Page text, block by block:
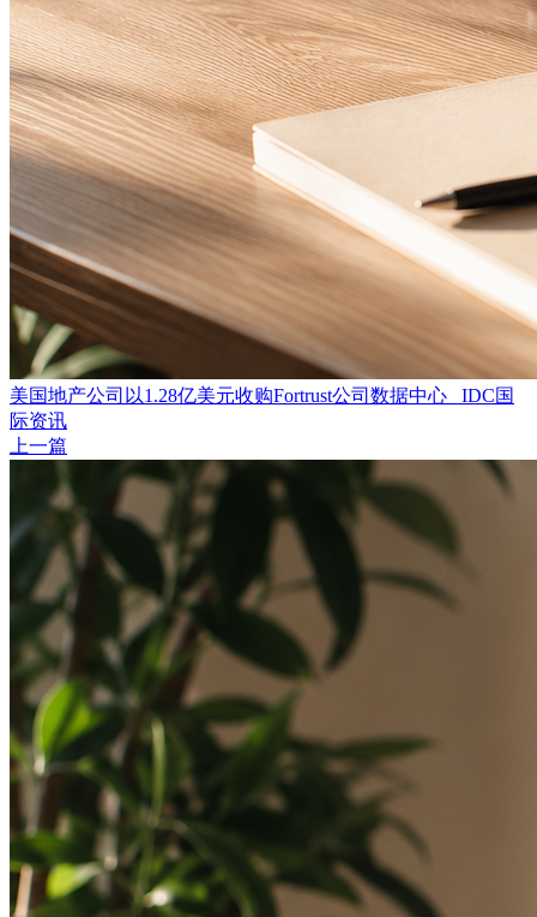
美国地产公司以1.28亿美元收购Fortrust公司数据中心 _IDC国
际资讯
上一篇